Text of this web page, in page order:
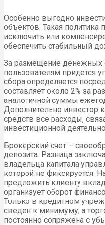
Особенно выгодно
объектов. Такая политика
исключить или
обеспечить стабильный
За размещение денежных
пользователям придется
сбора определяется
составляет около 2% за
аналогичной суммы
Дополнительно инвестор
средств все расходы,
инвестиционной
Брокерский счет –
депозита. Разница
владельца капитала
которой не фиксируется.
предложить клиенту
организует оборот
Только в кредитном
сведен к минимуму, а
постоянно сопряжена с